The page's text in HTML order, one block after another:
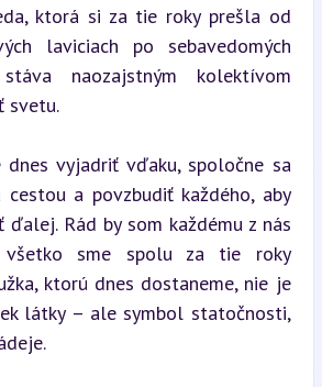
ktorá si za tie roky prešla od
laviciach po sebavedomých
naozajstným kolektívom
svetu.
vyjadriť vďaku, spoločne sa
cestou a povzbudiť každého, aby
Rád by som každému z nás
všetko sme spolu za tie roky
ktorú dnes dostaneme, nie je
látky – ale symbol statočnosti,